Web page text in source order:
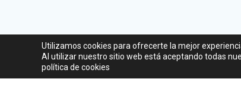
Utilizamos cookies para ofrecerte la mejor
Al utilizar nuestro sitio web está aceptando todas
política de cookies